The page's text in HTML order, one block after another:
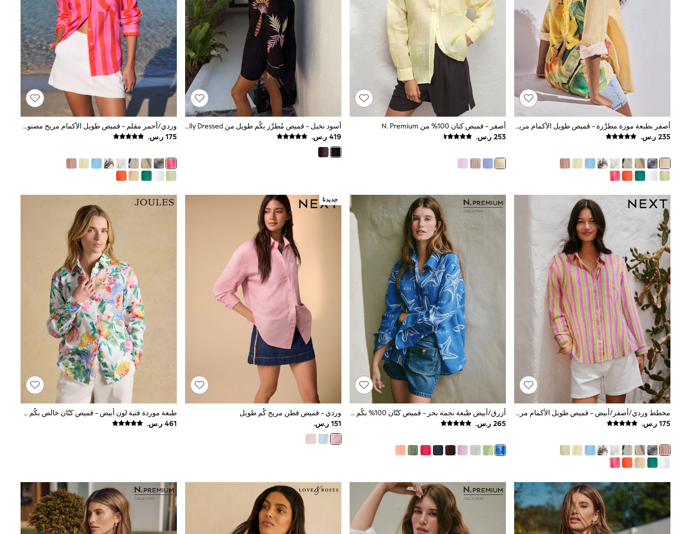
Travel Bags
Luggage
Angel & Rocket
B by Ted Baker
Baker by Ted Baker
Boden
Love & Roses
Mint Velvet
Monsoon
River Island
SCHOOWEAR
All Boys Schoolwear
Shoes
Shirts
Polo Shirts
Coats & Jackets
Underwear
Multipacks
All Boys Sport & Swimwear
Trainers & Pumps
Swimwear
Tops
Shorts
Joggers
adidas
Nike
All Girls Schoolwear
Shoes
Dresses
Trousers
Skirts
Shirts
Polo Shirts
Sweatshirts
Cardigans
Coats & Jackets
Underwear
Socks & Tights
Multipacks
Trainers & Pumps
Swimwear
Tops
Shorts
Joggers
adidas
Nike
Shop All
أصفر بطبعة موزة مطرَّزة - قميص طويل الأكمام مريح مصنوع من الكتان
أصفر - قميص كتان 100% من N. Premium
أسود نخيل - قميص مُطرَّز بكُم طويل من Never Fully Dressed
وردي/أحمر مقلم - قميص طويل الأكمام مريح مصنوع من الكتان
مخطط وردي/أصفر/أبيض - قميص طويل الأكمام مريح مصنوع من الكتان
أزرق/أبيض طبعة نجمة بحر - قميص كتّان 100% بكُم طويل من N. Premium
جديدنا
وردي - قميص قطن مريح كُم طويل
طبعة موردة فنية لون أبيض - قميص كتّان خالص بكُم طويل Anna من Joules